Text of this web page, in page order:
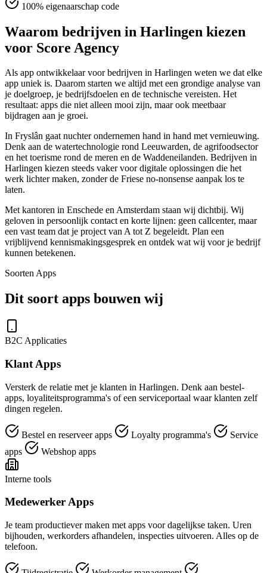
100% eigenaarschap code
Waarom bedrijven in Harlingen kiezen
voor Score Agency
Als app ontwikkelaar voor bedrijven in Harlingen weten we dat elke
app uniek is. Daarom starten we altijd met een grondige analyse van
je doelgroep, je bedrijfsdoelen en de technische vereisten. Het
resultaat: apps die niet alleen mooi zijn, maar ook meetbaar
bijdragen aan je groei.
In Fryslân gaat nuchter ondernemen hand in hand met vernieuwing.
Denk aan de watertechnologie rond Leeuwarden, de agrifoodsector
en het toerisme rond de meren en de Waddeneilanden. Bedrijven in
Harlingen kiezen steeds vaker voor digitale oplossingen die het
werk lichter maken, zonder de Friese no-nonsense aanpak los te
laten.
Met kantoren in Enschede en Amsterdam staan wij dichtbij. Wij
geloven in persoonlijk contact en korte lijnen: geen callcenter, maar
een vast team dat je project van A tot Z begeleidt. Plan een
vrijblijvend kennismakingsgesprek en ontdek wat wij voor je bedrijf
kunnen betekenen.
Soorten Apps
Dit soort apps bouwen wij
B2C Applicaties
Klant Apps
Versterk de relatie met je klanten in Harlingen. Denk aan bestel-
apps, loyaliteitsprogramma's of een serviceportaal waar klanten zelf
dingen regelen.
Bestel en reserveer apps Loyalty programma's
Service
apps
Webshop apps
Interne tools
Medewerker Apps
Je team productiever maken met apps voor dagelijkse taken. Uren
bijhouden, werkorders afhandelen, inspecties uitvoeren. Alles op de
telefoon.